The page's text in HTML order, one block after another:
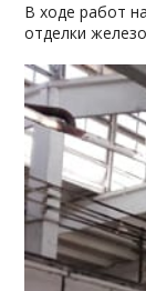
В ходе работ
отделки